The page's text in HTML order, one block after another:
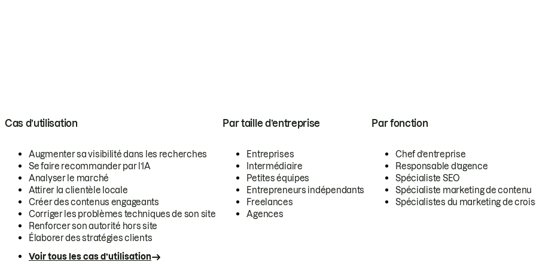
Cas d’utilisation
Augmenter sa visibilité dans les recherches
Se faire recommander par l’IA
Analyser le marché
Attirer la clientèle locale
Créer des contenus engageants
Corriger les problèmes techniques de son site
Renforcer son autorité hors site
Élaborer des stratégies clients
Voir tous les cas d’utilisation
Par taille d’entreprise
Entreprises
Intermédiaire
Petites équipes
Entrepreneurs indépendants
Freelances
Agences
Par fonction
Chef d’entreprise
Responsable d’agence
Spécialiste SEO
Spécialiste marketing de contenu
Spécialistes du marketing de